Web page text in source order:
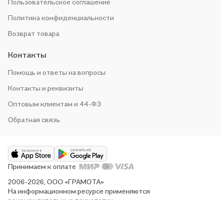
Пользовательское соглашение
Политика конфиденциальности
Возврат товара
Контакты
Помощь и ответы на вопросы
Контакты и реквизиты
Оптовым клиентам и 44-ФЗ
Обратная связь
2006-2026, ООО «ГРАМОТА»
На информационном ресурсе применяются
Принимаем к оплате